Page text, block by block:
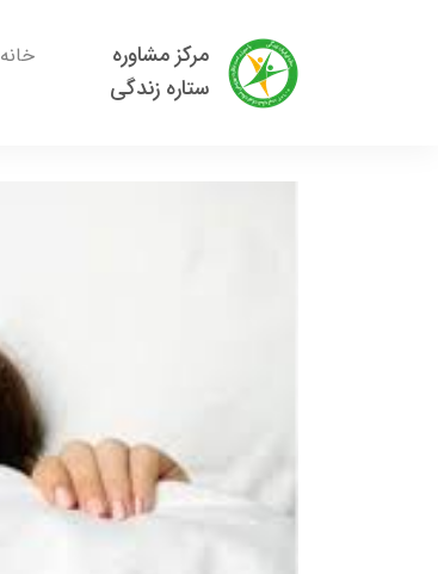
مرکز مشاوره
ستاره زندگی
خانه